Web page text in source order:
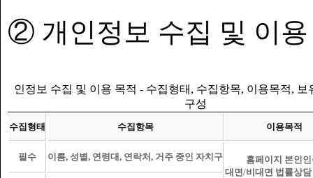
② 개인정보 수집 및 이용
인정보 수집 및 이용 목적 - 수집형태, 수집항목, 이용목적, 보
구성
수집형태 수집항목 이용목적
필수 이름, 성별, 연령대, 연락처, 거주 중인 자치구
홈페이지 본인인
대면/비대면 법률상